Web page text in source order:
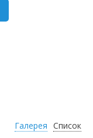
Галерея Список